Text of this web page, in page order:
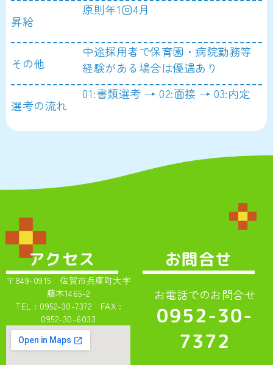
昇給
原則年1回4月
その他
中途採用者で保育園・病院勤務等
経験がある場合は優遇あり
選考の流れ
01:書類選考 → 02:面接 → 03:内定
アクセス
〒849-0915 佐賀市兵庫町大字
藤木1465-2
TEL : 0952-30-7372 FAX :
0952-30-6033
お問合せ
お電話でのお問合せ
0952-30-
7372